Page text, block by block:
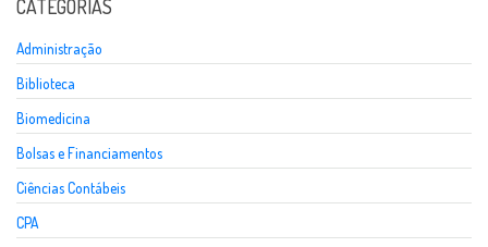
CATEGORIAS
Administração
Biblioteca
Biomedicina
Bolsas e Financiamentos
Ciências Contábeis
CPA